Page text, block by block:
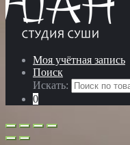
Моя учётная запись
Поиск
Искать:
0